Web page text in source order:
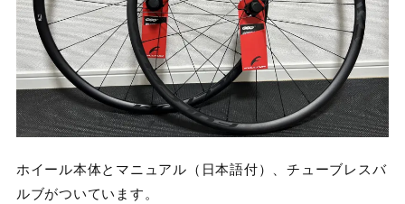
ホイール本体とマニュアル（日本語付）、チューブレスバ
ルブがついています。